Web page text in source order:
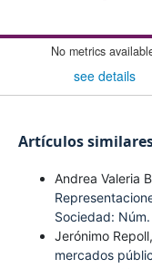
No metrics
see details
Artículos
Andrea Valeria
Sociedad:
Jerónimo Repoll,
mercados